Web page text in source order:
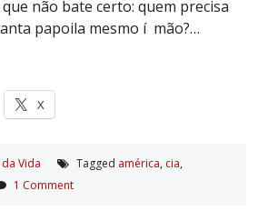
não bate certo: quem precisa
papoila mesmo í mão?…
X
Vida Tagged américa, cia,
1 Comment